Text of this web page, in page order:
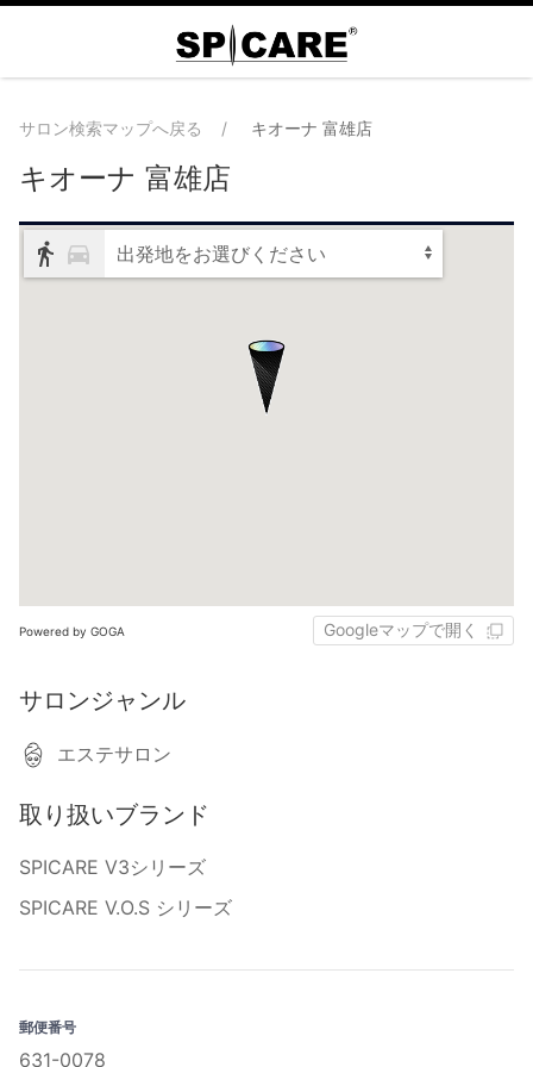
サロン検索マップへ戻る キオーナ 富雄店
キオーナ 富雄店
出発地をお選びください
Powered by GOGA Googleマップで開く
サロンジャンル
エステサロン
取り扱いブランド
SPICARE V3シリーズ
SPICARE V.O.S シリーズ
郵便番号
631-0078